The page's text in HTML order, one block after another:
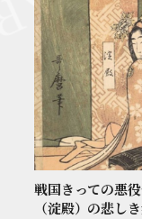
戦国きっての悪
（淀殿）の悲し